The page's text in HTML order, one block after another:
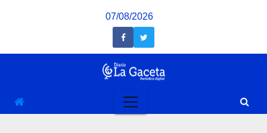
07/08/2026